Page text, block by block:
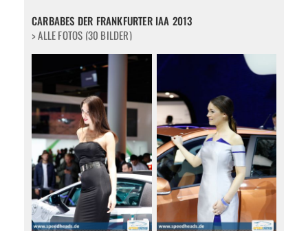
CARBABES DER FRANKFURTER IAA 2013
> ALLE FOTOS (30 BILDER)